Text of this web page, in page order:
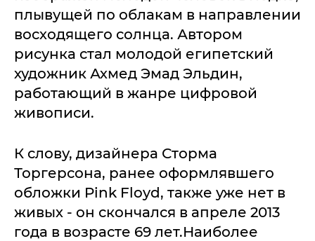
плывущей по облакам в направлении
восходящего солнца. Автором
рисунка стал молодой египетский
художник Ахмед Эмад Эльдин,
работающий в жанре цифровой
живописи.
К слову, дизайнера Сторма
Торгерсона, ранее оформлявшего
обложки Pink Floyd, также уже нет в
живых - он скончался в апреле 2013
года в возрасте 69 лет.Наиболее